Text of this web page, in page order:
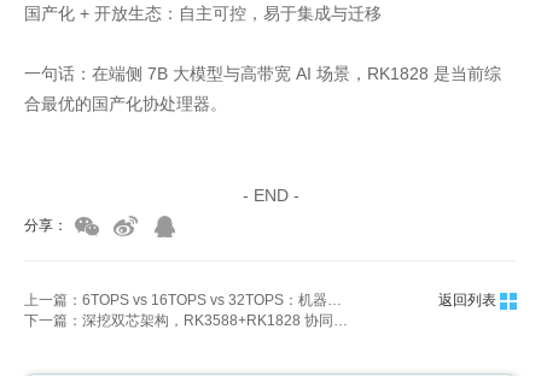
国产化 + 开放生态：自主可控，易于集成与迁移
一句话：在端侧 7B 大模型与高带宽 AI 场景，RK1828 是当前综
合最优的国产化协处理器。
- END -
分享：
上一篇：6TOPS vs 16TOPS vs 32TOPS：机器视觉边缘盒子算力怎么选才不浪费？
返回列表
下一篇：深挖双芯架构，RK3588+RK1828 协同工作原理